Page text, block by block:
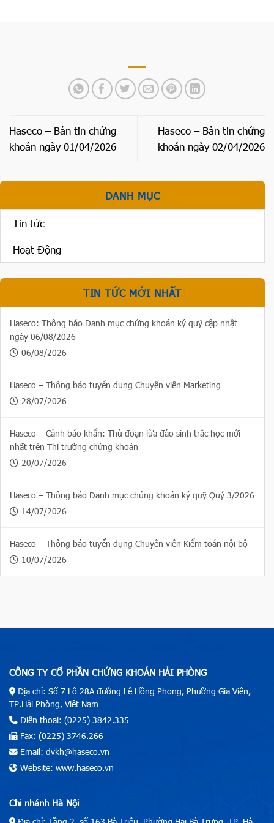
Haseco – Bản tin chứng
khoán ngày 01/04/2026
Haseco – Bản tin chứng
khoán ngày 02/04/2026
DANH MỤC
Tin tức
Hoạt Động
TIN TỨC MỚI NHẤT
Haseco: Thông báo Danh mục chứng khoán ký quỹ cập nhật
ngày 06/08/2026
06/08/2026
Haseco – Thông báo tuyển dụng Chuyên viên Marketing
28/07/2026
Haseco – Cảnh báo khẩn: Thủ đoạn lừa đảo sinh trắc học mới
nhất trên Thị trường chứng khoán
20/07/2026
Haseco – Thông báo Danh mục chứng khoán ký quỹ Quý 3/2026
14/07/2026
Haseco – Thông báo tuyển dụng Chuyên viên Kiểm toán nội bộ
10/07/2026
CÔNG TY CỔ PHẦN CHỨNG KHOÁN HẢI PHÒNG
Địa chỉ: Số 7 Lô 28A đường Lê Hồng Phong, Phường Gia Viên,
TP.Hải Phòng, Việt Nam
Điện thoại: (0225) 3842.335
Fax: (0225) 3746.266
Email: dvkh@haseco.vn
Website: www.haseco.vn
Chi nhánh Hà Nội